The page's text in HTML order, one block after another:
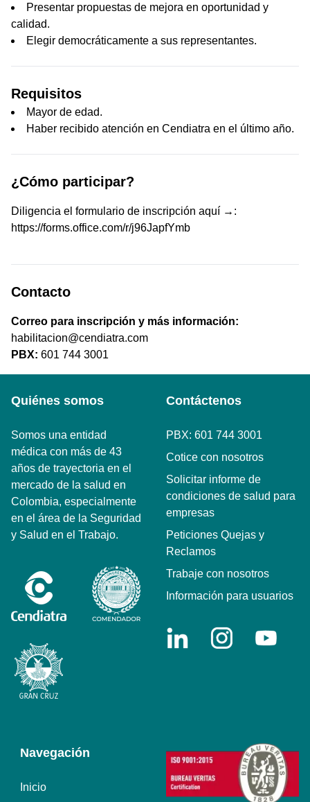
Presentar propuestas de mejora en oportunidad y
calidad.
Elegir democráticamente a sus representantes.
Requisitos
Mayor de edad.
Haber recibido atención en Cendiatra en el último año.
¿Cómo participar?
Diligencia el formulario de inscripción aquí →:
https://forms.office.com/r/j96JapfYmb
Contacto
Correo para inscripción y más información:
habilitacion@cendiatra.com
PBX: 601 744 3001
Quiénes somos
Somos una entidad
médica con más de 43
años de trayectoria en el
mercado de la salud en
Colombia, especialmente
en el área de la Seguridad
y Salud en el Trabajo.
Contáctenos
PBX: 601 744 3001
Cotice con nosotros
Solicitar informe de
condiciones de salud para
empresas
Peticiones Quejas y
Reclamos
Trabaje con nosotros
Información para usuarios
Navegación
Inicio